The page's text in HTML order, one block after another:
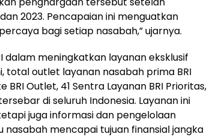
2023. Pencapaian ini menguatkan
bagi setiap nasabah,” ujarnya.
dalam meningkatkan layanan eksklusif
total outlet layanan nasabah prima BRI
Outlet, 41 Sentra Layanan BRI Prioritas,
di seluruh Indonesia. Layanan ini
juga informasi dan pengelolaan
mencapai tujuan finansial jangka